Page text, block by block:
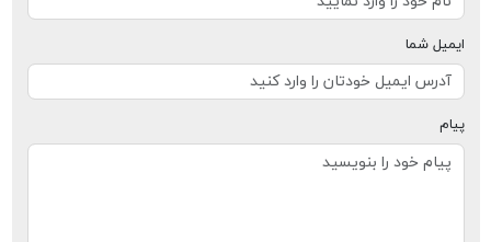
ایمیل شما
پیام